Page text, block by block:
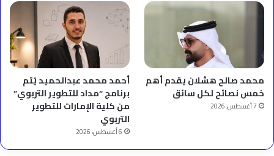
محمد صالح هشلان يقدم أهم
خمس نصائح لكل سائق
7 أغسطس، 2026
أحمد محمد عبدالحميد يُتم
برنامج “مداد للتطوير التربوي”
من كلية الإمارات للتطوير
التربوي
6 أغسطس، 2026